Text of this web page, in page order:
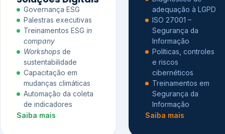
Governança ESG
Palestras executivas
Treinamentos ESG in
company
Workshops de
sustentabilidade
Capacitação em
mudanças climáticas
Automação da coleta
de indicadores
Saiba mais
adequação à LGPD
ISO 27001 –
Segurança da
Informação
Políticas, controles
e riscos
cibernéticos
Treinamentos em
Segurança da
Informação
Saiba mais